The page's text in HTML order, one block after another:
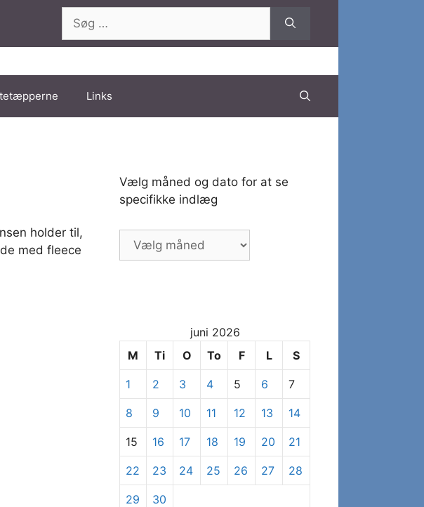
efter:
Links
holder til,
med fleece
Vælg måned og dato for at se
specifikke indlæg
Vælg
måned
se
specifikke
indlæg
juni 2026
M
Ti O To F L S
1 2 3 4 5 6 7
8 9 10 11 12 13 14
15 16 17 18 19 20 21
22 23 24 25 26 27 28
29 30